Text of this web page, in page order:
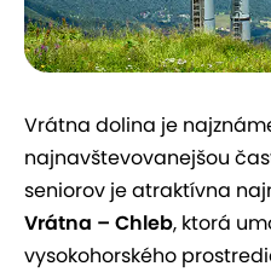
Vrátna dolina je
najnavštevovanejšou
seniorov je atraktívna
Vrátna – Chleb, ktorá
vysokohorského